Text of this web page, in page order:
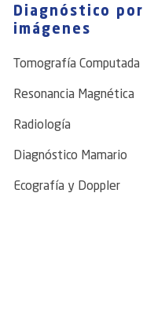
Diagnóstico por
imágenes
Tomografía Computada
Resonancia Magnética
Radiología
Diagnóstico Mamario
Ecografía y Doppler